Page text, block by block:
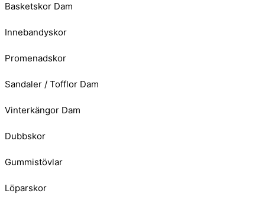
Basketskor Dam
Innebandyskor
Promenadskor
Sandaler / Tofflor Dam
Vinterkängor Dam
Dubbskor
Gummistövlar
Löparskor